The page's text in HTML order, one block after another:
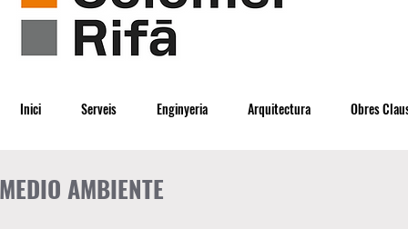
Inici Serveis Enginyeria Arquitectura Obres
MEDIO AMBIENTE